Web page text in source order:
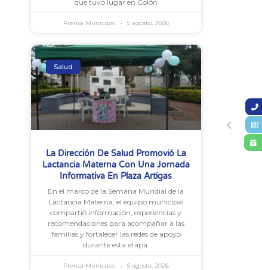
que tuvo lugar en Colón
Prensa Municipal 5 agosto, 2026
Salud
La Dirección De Salud Promovió La
Lactancia Materna Con Una Jornada
Informativa En Plaza Artigas
En el marco de la Semana Mundial de la
Lactancia Materna, el equipo municipal
compartió información, experiencias y
recomendaciones para acompañar a las
familias y fortalecer las redes de apoyo
durante esta etapa.
Prensa Municipal 5 agosto, 2026